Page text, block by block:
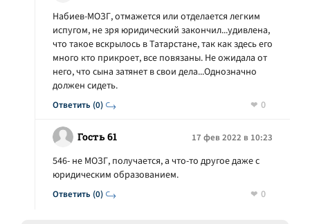
Ответить (0)
Набиев-МОЗГ, отмажется или отделается легким
испугом, не зря юридический закончил...удивлена,
что такое вскрылось в Татарстане, так как здесь его
много кто прикроет, все повязаны. Не ожидала от
него, что сына затянет в свои дела...Однозначно
должен сидеть.
0
Гость 61 17 фев 2022 в 10:23
Ответить (0)
546- не МОЗГ, получается, а что-то другое даже с
юридическим образованием.
0